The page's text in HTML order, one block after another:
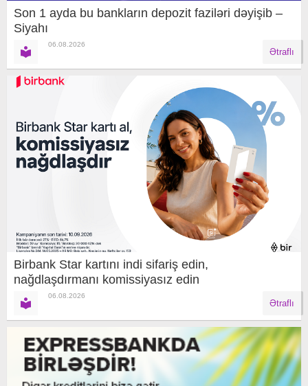
Son 1 ayda bu bankların depozit faziləri dəyişib –
Siyahı
06.08.2026
Ətraflı
Birbank Star kartını indi sifariş edin,
nağdlaşdırmanı komissiyasız edin
06.08.2026
Ətraflı